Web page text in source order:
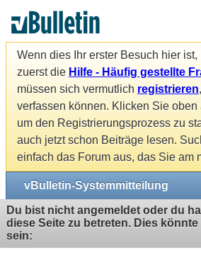
Wenn dies Ihr erster Besuch hier
zuerst die Hilfe - Häufig gestellte
müssen sich vermutlich registrieren
verfassen können. Klicken Sie oben
um den Registrierungsprozess zu
auch jetzt schon Beiträge lesen.
einfach das Forum aus, das Sie am
vBulletin-Systemmitteilung
Du bist nicht angemeldet oder du
diese Seite zu betreten. Dies
sein: